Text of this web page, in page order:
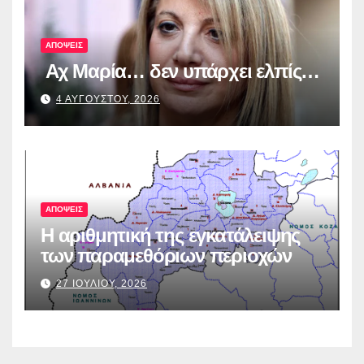
ΑΠΟΨΕΙΣ
Αχ Μαρία… δεν υπάρχει ελπίς…
4 ΑΥΓΟΥΣΤΟΥ, 2026
ΑΠΟΨΕΙΣ
Η αριθμητική της εγκατάλειψης
των παραμεθόριων περιοχών
27 ΙΟΥΛΙΟΥ, 2026